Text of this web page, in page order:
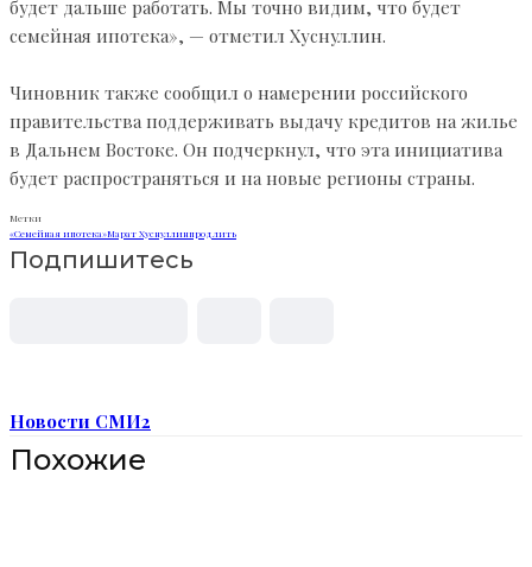
будет дальше работать. Мы точно видим, что будет
семейная ипотека», — отметил Хуснуллин.
Чиновник также сообщил о намерении российского
правительства поддерживать выдачу кредитов на жилье
в Дальнем Востоке. Он подчеркнул, что эта инициатива
будет распространяться и на новые регионы страны.
Метки
«Семейная ипотека»Марат Хуснуллинпродлить
Подпишитесь
Новости СМИ2
Похожие